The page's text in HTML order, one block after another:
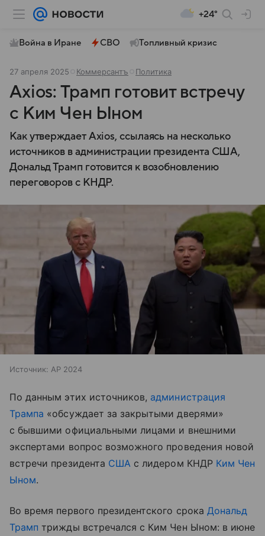
+24°
Война в Иране СВО Топливный кризис
27 апреля 2025 Коммерсантъ Политика
Axios: Трамп готовит встречу
с Ким Чен Ыном
Как утверждает Axios, ссылаясь на несколько
источников в администрации президента США,
Дональд Трамп готовится к возобновлению
переговоров с КНДР.
Источник: AP 2024
По данным этих источников, администрация
Трампа «обсуждает за закрытыми дверями»
с бывшими официальными лицами и внешними
экспертами вопрос возможного проведения новой
встречи президента США с лидером КНДР Ким Чен
Ыном.
Во время первого президентского срока Дональд
Трамп трижды встречался с Ким Чен Ыном: в июне